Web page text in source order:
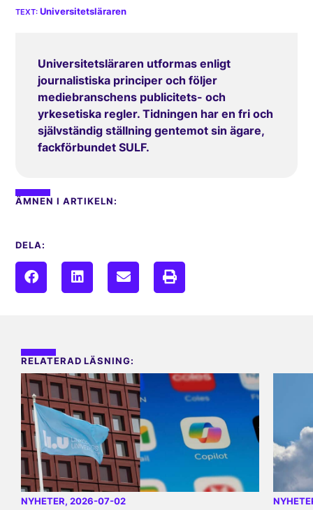
Universitetsläraren
Universitetsläraren utformas enligt
journalistiska principer och följer
mediebranschens publicitets- och
yrkesetiska regler. Tidningen har en fri och
självständig ställning gentemot sin ägare,
fackförbundet SULF.
ÄMNEN I ARTIKELN:
DELA:
RELATERAD LÄSNING:
NYHETER, 2026-07-02